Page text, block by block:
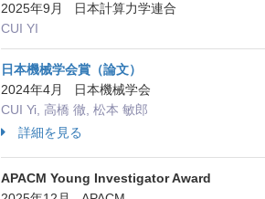
2025年9月 日本計算力学連合
CUI YI
日本機械学会賞（論文）
2024年4月 日本機械学会
CUI Yi, 高橋 徹, 松本 敏郎
詳細を見る
APACM Young Investigator Award